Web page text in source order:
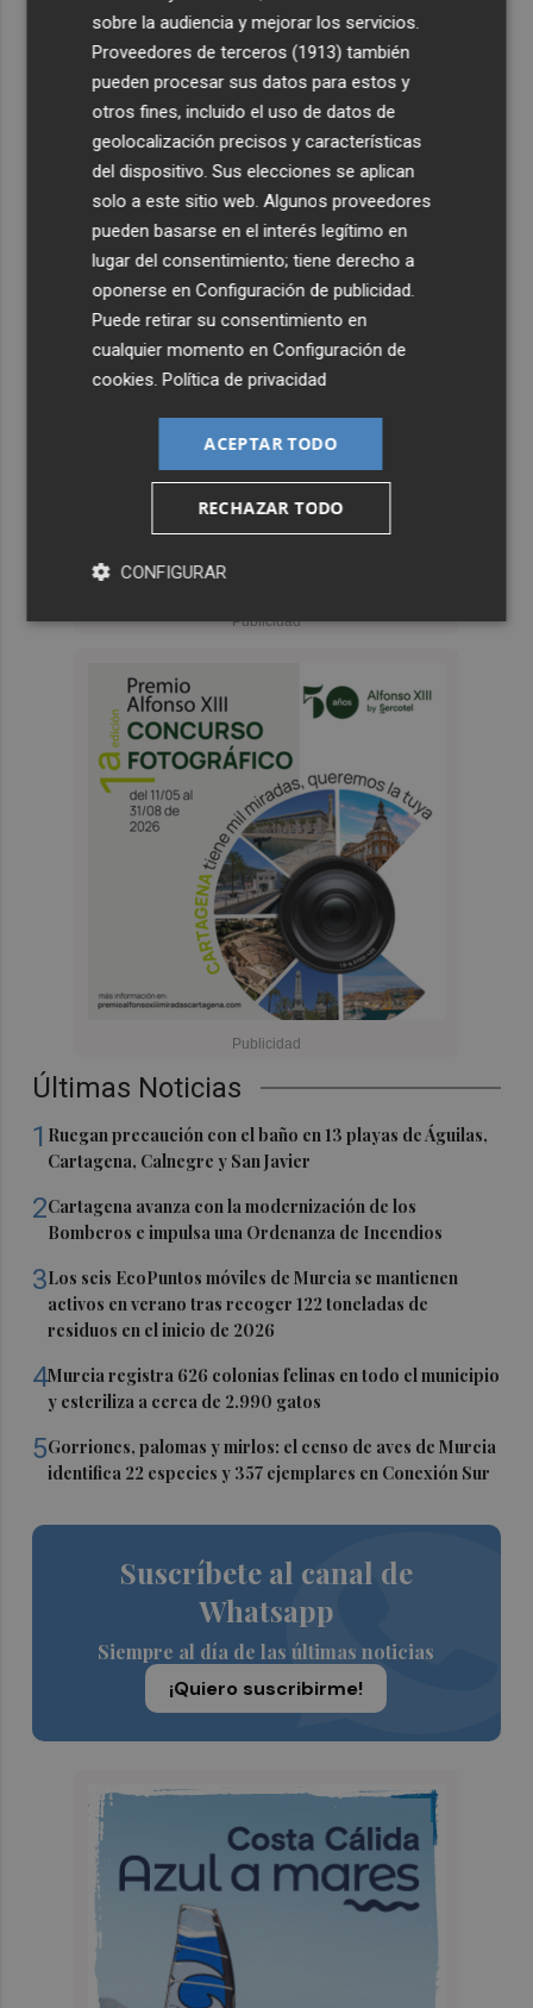
Últimas Noticias
1 Ruegan precaución con el baño en 13 playas de Águilas,
Cartagena, Calnegre y San Javier
2Cartagena avanza con la modernización de los
Bomberos e impulsa una Ordenanza de Incendios
3Los seis EcoPuntos móviles de Murcia se mantienen
activos en verano tras recoger 122 toneladas de
residuos en el inicio de 2026
4Murcia registra 626 colonias felinas en todo el municipio
y esteriliza a cerca de 2.990 gatos
5Gorriones, palomas y mirlos: el censo de aves de Murcia
identifica 22 especies y 357 ejemplares en Conexión Sur
Suscríbete al canal de
Whatsapp
Siempre al día de las últimas noticias
¡Quiero suscribirme!
sobre la audiencia y mejorar los servicios.
Proveedores de terceros (1913) también
pueden procesar sus datos para estos y
otros fines, incluido el uso de datos de
geolocalización precisos y características
del dispositivo. Sus elecciones se aplican
solo a este sitio web. Algunos proveedores
pueden basarse en el interés legítimo en
lugar del consentimiento; tiene derecho a
oponerse enConfiguración de publicidad.
Puede retirar su consentimiento en
cualquier momento enConfiguración de
cookies.Política de privacidad
ACEPTAR TODO
RECHAZAR TODO
CONFIGURAR